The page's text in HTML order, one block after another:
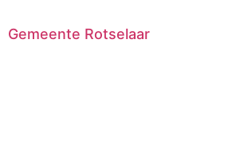
Gemeente Rotselaar